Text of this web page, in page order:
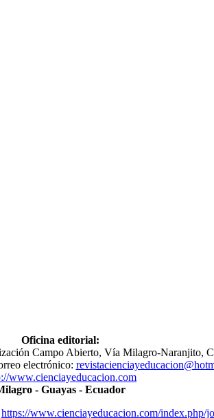
Oficina editorial:
Campo Abierto, Vía Milagro-Naranjito,
electrónico:
www.cienciayeducacion.com
- Guayas - Ecuador
https://www.cienciayeducacion.com/index.php/